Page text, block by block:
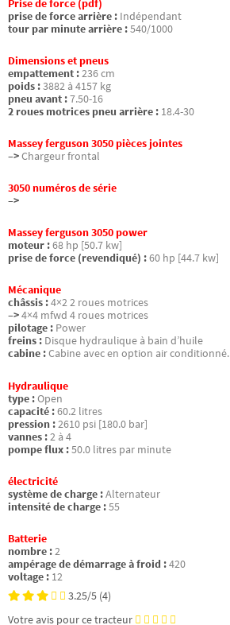
Prise de force (pdf)
prise de force arrière : Indépendant
tour par minute arrière :540/1000
Dimensions et pneus
empattement :236 cm
poids :3882 à 4157 kg
pneu avant :7.50-16
2 roues motrices pneu arrière : 18.4-30
Massey ferguson 3050 pièces jointes
–>Chargeur frontal
3050 numéros de série
–>
Massey ferguson 3050 power
moteur :68 hp [50.7 kw]
prise de force (revendiqué) :60 hp [44.7 kw]
Mécanique
châssis :4×2 2 roues motrices
–>4×4 mfwd 4 roues motrices
pilotage : Power
freins : Disque hydraulique à bain d’huile
cabine :Cabine avec en option air conditionné.
Hydraulique
type :Open
capacité :60.2 litres
pression :2610 psi [180.0 bar]
vannes :2 à 4
pompe flux :50.0 litres par minute
électricité
système de charge :Alternateur
intensité de charge :55
Batterie
nombre :2
ampérage de démarrage à froid :420
voltage : 12
3.25/5 (4)
Votre avis pour ce tracteur